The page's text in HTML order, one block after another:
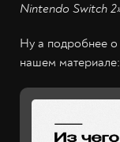
Nintendo Switch
Ну а подробнее о
нашем материале: